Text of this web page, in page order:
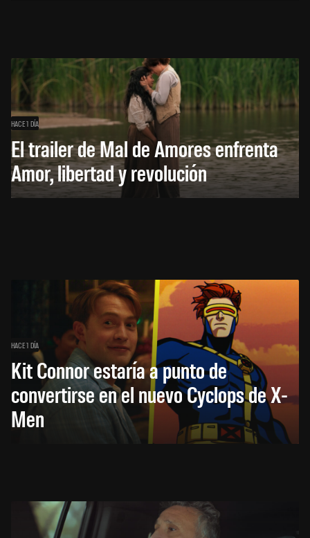
HACE 1 DÍA
El trailer de Mal de Amores enfrenta
Amor, libertad y revolución
HACE 1 DÍA
Kit Connor estaría a punto de
convertirse en el nuevo Cyclops de X-
Men